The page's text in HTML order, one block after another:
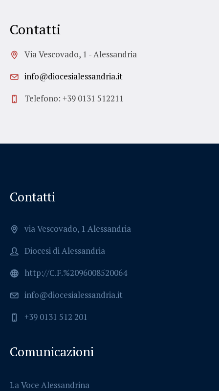
Contatti
Via Vescovado, 1 - Alessandria
info@diocesialessandria.it
Telefono: +39 0131 512211
Contatti
via Vescovado, 1 Alessandria
Diocesi di Alessandria
http://C.F.%2096008520064
info@diocesialessandria.it
+39 0131 512 201
Comunicazioni
La Voce Alessandrina